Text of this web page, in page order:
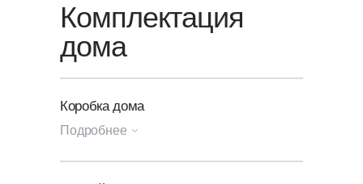
Комплектация
дома
Коробка дома
Подробнее